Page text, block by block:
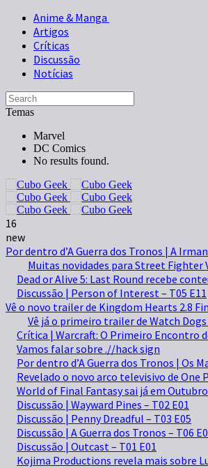
Anime & Manga
Artigos
Críticas
Discussão
Notícias
Temas
Marvel
DC Comics
No results found.
16
new
Por dentro d’A Guerra dos Tronos | A
Muitas novidades para Street Fighter
Dead or Alive 5: Last Round recebe
Discussão | Person of Interest – T05 E11
Vê o novo trailer de Kingdom Hearts 2.8
Vê já o primeiro trailer de Watch Dogs
Crítica | Warcraft: O Primeiro Encontro
Vamos falar sobre .//hack sign
Por dentro d’A Guerra dos Tronos | Os
Revelado o novo arco televisivo de One
World of Final Fantasy sai já em
Discussão | Wayward Pines – T02 E01
Discussão | Penny Dreadful – T03 E05
Discussão | A Guerra dos Tronos – T06
Discussão | Outcast – T01 E01
Kojima Productions revela mais sobre